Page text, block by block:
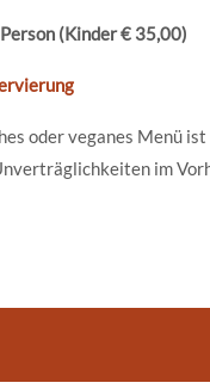
(Kinder € 35,00)
oder veganes Menü
im